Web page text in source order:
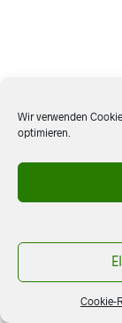
Wir verwenden
optimieren.
Cookie-